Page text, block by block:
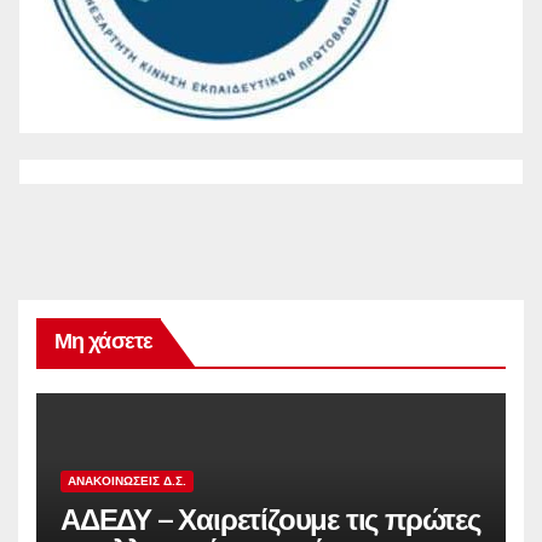
Μη χάσετε
ΑΝΑΚΟΙΝΏΣΕΙΣ Δ.Σ.
ΑΔΕΔΥ – Χαιρετίζουμε τις πρώτες